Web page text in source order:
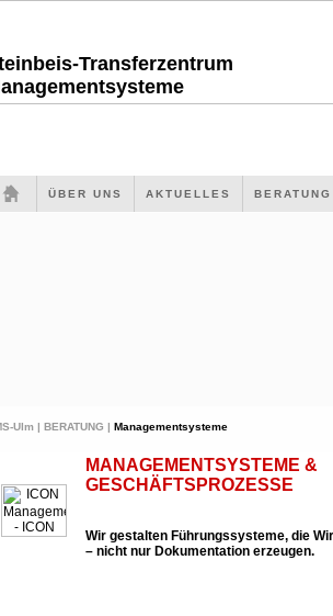
Transferzentrum
ÜBER UNS AKTUELLES
Ulm | BERATUNG | Managementsysteme
MANAGEMENTSYSTEME &
GESCHÄFTSPROZESSE
Wir gestalten Führungssysteme, die
– nicht nur Dokumentation erzeugen.